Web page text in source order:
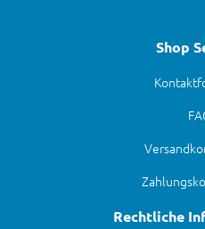
Shop
Rechtliche